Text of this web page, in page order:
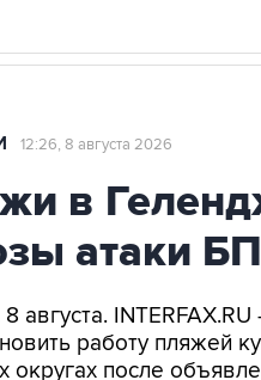
12:26, 8 августа 2026
в
атаки
августа.
работу пляжей
округах после